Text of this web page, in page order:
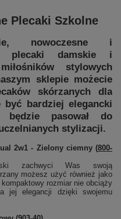
Plecaki Szkolne
nowoczesne i
plecaki damskie i
stylowych
sklepie możecie
skórzanych dla
bardziej elegancki
pasował do
stylizacji.
2w1 - Zielony ciemny (800-
zachwyci Was swoją
możesz użyć również jako
rozmiar nie obciąży
jej elegancji dzięki swojemu